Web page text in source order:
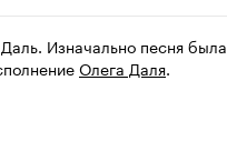
Изначально песня была
Олега Даля.